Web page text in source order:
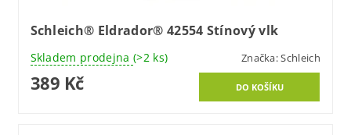
Schleich® Eldrador® 42554 Stínový vlk
Skladem prodejna (>2 ks) Značka:Schleich
389 Kč